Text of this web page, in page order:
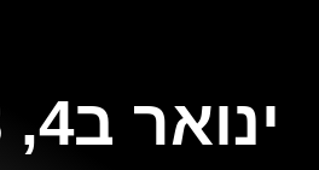
ינואר ב4, 2018